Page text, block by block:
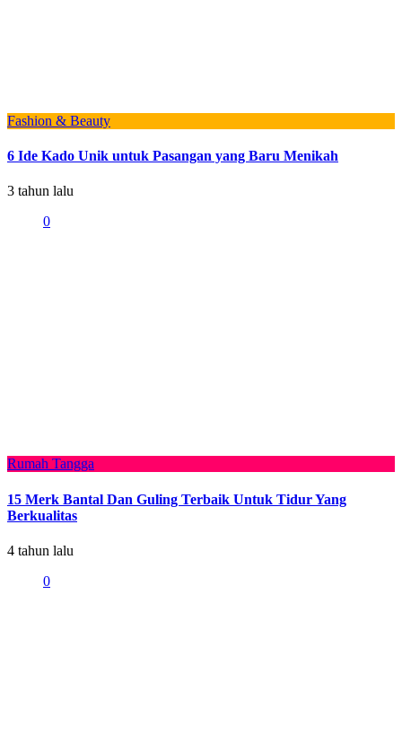
Fashion & Beauty
6 Ide Kado Unik untuk Pasangan yang Baru Menikah
3 tahun lalu
0
Rumah Tangga
15 Merk Bantal Dan Guling Terbaik Untuk Tidur Yang
Berkualitas
4 tahun lalu
0